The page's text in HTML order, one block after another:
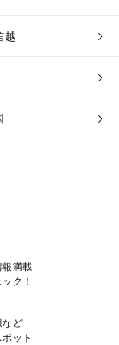
越
満載
ク！
など
ット